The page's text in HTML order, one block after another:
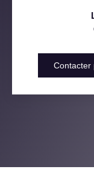
Contacter